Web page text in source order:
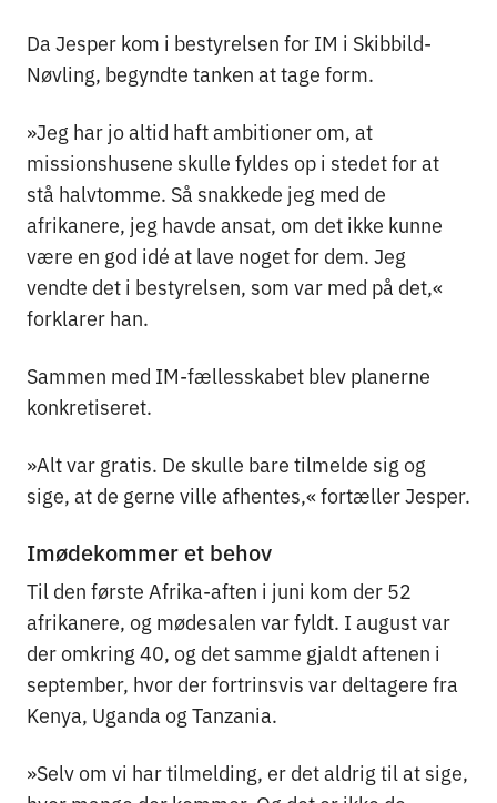
Da Jesper kom i bestyrelsen for IM i Skibbild-
Nøvling, begyndte tanken at tage form.
»Jeg har jo altid haft ambitioner om, at
missionshusene skulle fyldes op i stedet for at
stå halvtomme. Så snakkede jeg med de
afrikanere, jeg havde ansat, om det ikke kunne
være en god idé at lave noget for dem. Jeg
vendte det i bestyrelsen, som var med på det,«
forklarer han.
Sammen med IM-fællesskabet blev planerne
konkretiseret.
»Alt var gratis. De skulle bare tilmelde sig og
sige, at de gerne ville afhentes,« fortæller Jesper.
Imødekommer et behov
Til den første Afrika-aften i juni kom der 52
afrikanere, og mødesalen var fyldt. I august var
der omkring 40, og det samme gjaldt aftenen i
september, hvor der fortrinsvis var deltagere fra
Kenya, Uganda og Tanzania.
»Selv om vi har tilmelding, er det aldrig til at sige,